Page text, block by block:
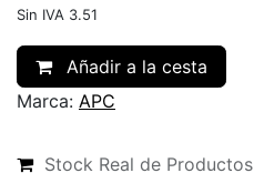
Sin IVA 3.51
Añadir a la cesta
Marca: APC
Stock Real de Productos